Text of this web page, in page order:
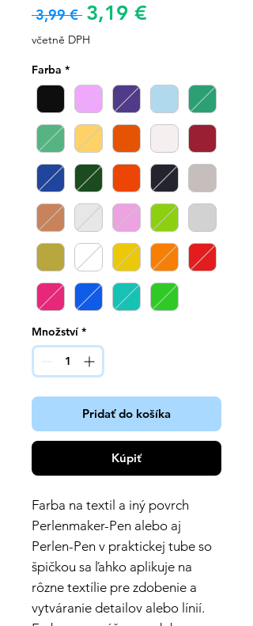
3,99 € Běžná
cena
3,19 €
včetně DPH
Farba *
Množství *
Pridať do košíka
Kúpiť
Farba na textil a iný povrch
Perlenmaker-Pen alebo aj
Perlen-Pen v praktickej tube so
špičkou sa ľahko aplikuje na
rôzne textílie pre zdobenie a
vytváranie detailov alebo línií.